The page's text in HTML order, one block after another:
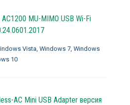
MU-MIMO USB Wi-Fi
Vista, Windows 7, Windows
10
AC Mini USB Adapter версия